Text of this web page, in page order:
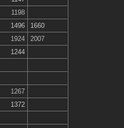
1198
1496
1660
1924
2007
1244
1267
1372